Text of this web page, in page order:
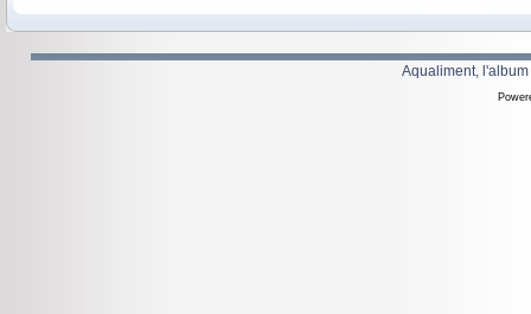
Aqualiment,